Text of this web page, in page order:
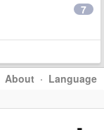
7
About · Language